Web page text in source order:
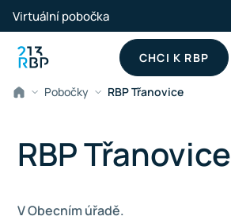
Přeskočit na hlavní obsah
Virtuální pobočka
CHCI K RBP
Pobočky RBP Třanovice
RBP Třanovice
V Obecním úřadě.